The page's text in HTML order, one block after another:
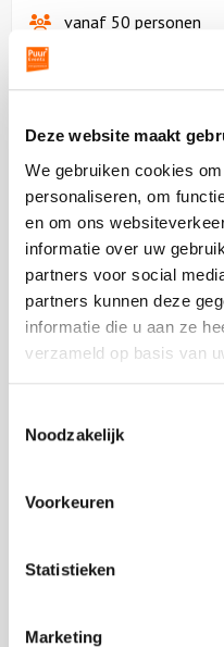
Deze website maakt
We gebruiken cookies
personaliseren, om
en om ons
informatie over uw
partners voor social
partners kunnen deze
informatie die u aan ze
verzameld op basis van
Noodzakelijk
Voorkeuren
Statistieken
Marketing
vanaf 50 personen
Vraag
Onze experts helpen
Bel ons op010-
Vandaag tot 17:30
Ga naar